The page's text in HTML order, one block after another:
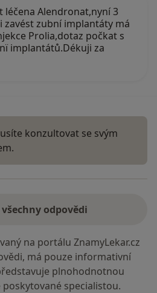
léčena Alendronat,nyní 3
zavést zubní implantáty má
Prolia,dotaz počkat s
implantátů.Dékuji za
konzultovat se svým
odpovědi
na portálu ZnamyLekar.cz
má pouze informativní
plnohodnotnou
specialistou.